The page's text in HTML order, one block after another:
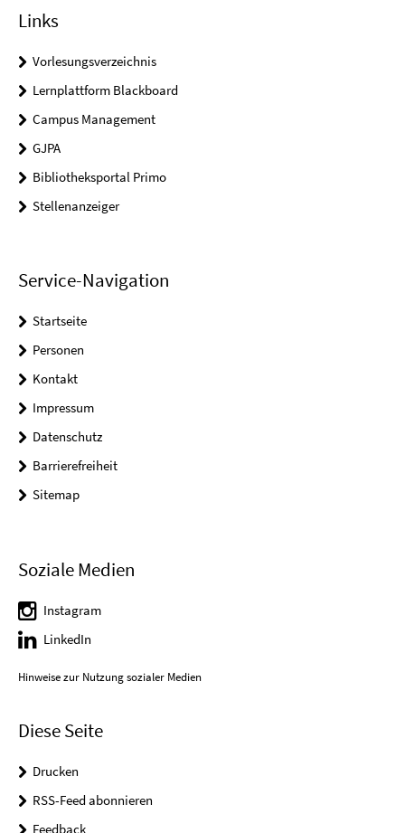
Links
Vorlesungsverzeichnis
Lernplattform Blackboard
Campus Management
GJPA
Bibliotheksportal Primo
Stellenanzeiger
Service-Navigation
Startseite
Personen
Kontakt
Impressum
Datenschutz
Barrierefreiheit
Sitemap
Soziale Medien
Instagram
LinkedIn
Hinweise zur Nutzung sozialer Medien
Diese Seite
Drucken
RSS-Feed abonnieren
Feedback